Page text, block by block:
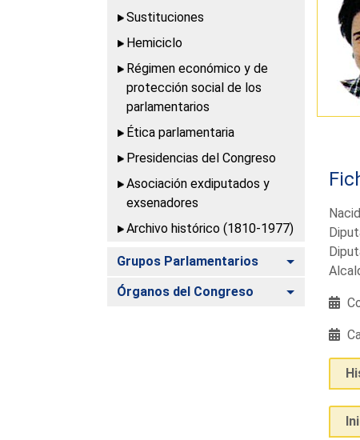
Sustituciones
Hemiciclo
Régimen económico y de
protección social de los
parlamentarios
Ética parlamentaria
Presidencias del Congreso
Asociación exdiputados y
exsenadores
Archivo histórico (1810-1977)
Grupos Parlamentarios Alternar
Órganos del Congreso Alternar